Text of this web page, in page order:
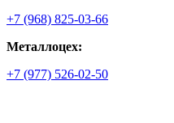
+7 (968) 825-03-66
Металлоцех:
+7 (977) 526-02-50